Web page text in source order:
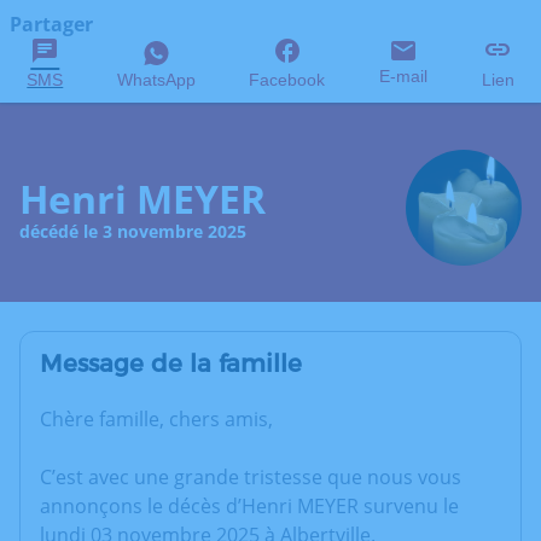
Partager
SMS WhatsApp Facebook E-mail Lien
Henri MEYER
décédé le 3 novembre 2025
Message de la famille
Chère famille, chers amis,
C’est avec une grande tristesse que nous vous
annonçons le décès d’Henri MEYER survenu le
lundi 03 novembre 2025 à Albertville.